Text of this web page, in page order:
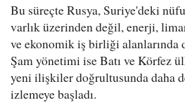
Bu süreçte Rusya, Suriye'deki
varlık üzerinden değil, enerji,
ve ekonomik iş birliği alanlarında
Şam yönetimi ise Batı ve Körfez
yeni ilişkiler doğrultusunda daha
izlemeye başladı.